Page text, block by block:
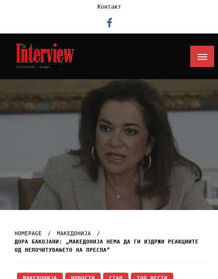
Контакт
Интервју
HOMEPAGE
МАКЕДОНИЈА
ДОРА БАКОЈАНИ: „МАКЕДОНИЈА НЕМА ДА ГИ ИЗДРЖИ РЕАКЦИИТЕ
ОД НЕПОЧИТУВАЊЕТО НА ПРЕСПА“